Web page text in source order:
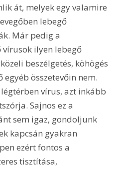
át, melyek egy valamire
lebegő
Már pedig a
ilyen lebegő
beszélgetés, köhögés
összetevőin nem.
vírus, azt inkább
Sajnos ez a
sem igaz, gondoljunk
kapcsán gyakran
ezért fontos a
tisztítása,